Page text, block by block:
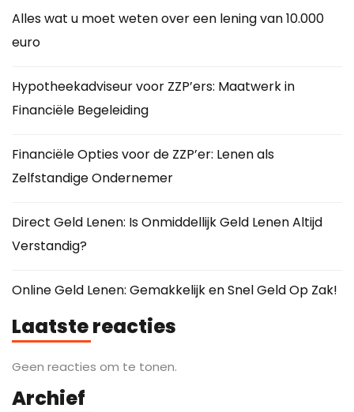
Alles wat u moet weten over een lening van 10.000
euro
Hypotheekadviseur voor ZZP’ers: Maatwerk in
Financiële Begeleiding
Financiële Opties voor de ZZP’er: Lenen als
Zelfstandige Ondernemer
Direct Geld Lenen: Is Onmiddellijk Geld Lenen Altijd
Verstandig?
Online Geld Lenen: Gemakkelijk en Snel Geld Op Zak!
Laatste reacties
Geen reacties om te tonen.
Archief